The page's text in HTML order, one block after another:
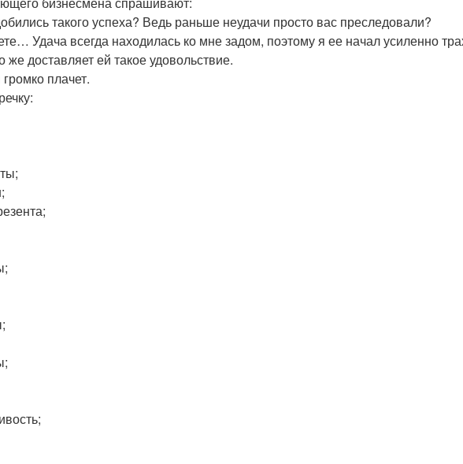
такого успеха? Ведь раньше неудачи просто вас преследовали?
Удача всегда находилась ко мне задом, поэтому я ее начал усиленно
же доставляет ей такое удовольствие.
плачет.